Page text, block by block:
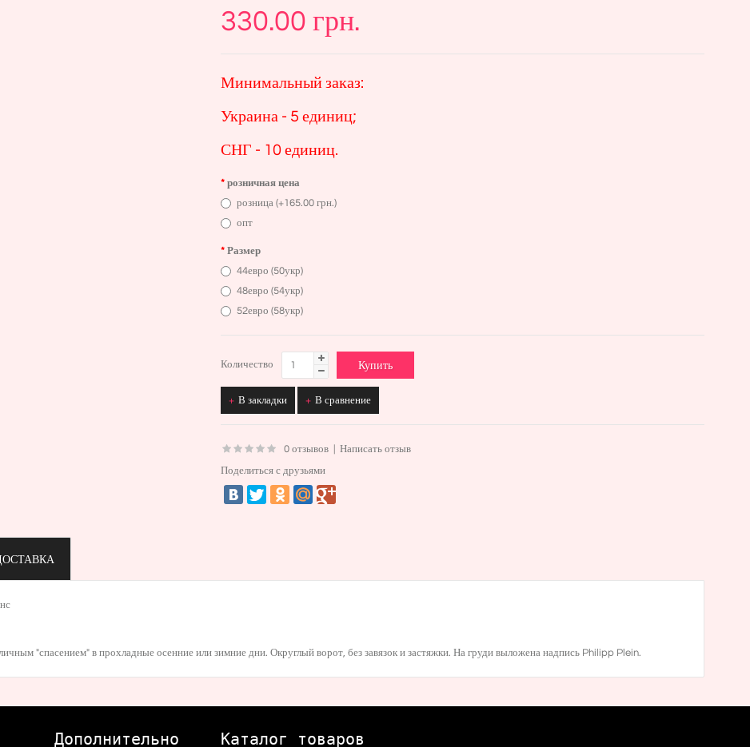
330.00 грн.
Минимальный заказ:
Украина - 5 единиц;
СНГ - 10 единиц.
розничная цена
розница (+165.00 грн.)
опт
Размер
44евро (50укр)
48евро (54укр)
52евро (58укр)
Количество
В закладки В сравнение
0 отзывов
Написать отзыв
Поделиться с друзьями
"спасением" в прохладные осенние или зимние дни. Округлый ворот, без завязок и застяжки. На груди выложена надпись Philipp Plein.
Дополнительно Каталог товаров